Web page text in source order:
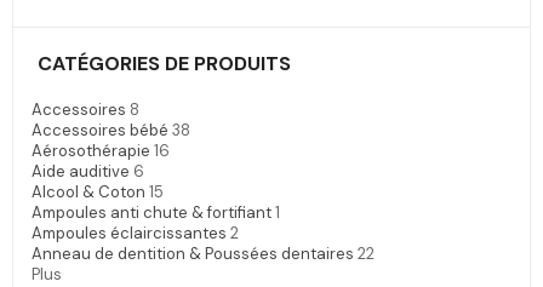
CATÉGORIES DE PRODUITS
Accessoires 8
Accessoires bébé 38
Aérosothérapie 16
Aide auditive 6
Alcool & Coton 15
Ampoules anti chute & fortifiant1
Ampoules éclaircissantes 2
Anneau de dentition & Poussées dentaires 22
Plus